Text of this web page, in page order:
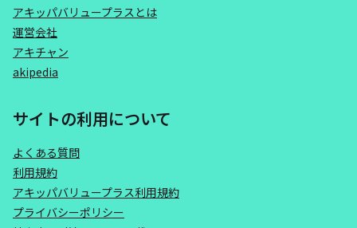
アキッパバリュープラスとは
運営会社
アキチャン
akipedia
サイトの利用について
よくある質問
利用規約
アキッパバリュープラス利用規約
プライバシーポリシー